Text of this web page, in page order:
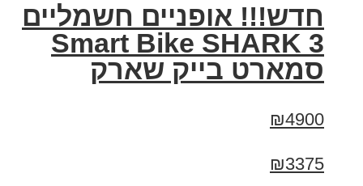
חדש!!! אופניים חשמליים
Smart Bike SHARK 3
סמארט בייק שארק
₪4900
₪3375